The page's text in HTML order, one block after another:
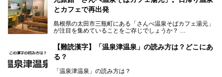
首都圏からでも実は2時間圏内で到着できるアクセスも魅力
です。
市）など、古くから知られる温泉郷が多くあります。ゆった
り流れる時間のなかで、心の底からのんびりできるスーパー
とカフェで再出発
島根県の太田市三瓶町にある「さんべ温泉そばカフェ湯元」
が注目を集めていることをご存じでしょうか？
「さんべ温泉そばカフェ湯元」は日帰り温泉と、名物のそば
を提供するカフェという新しい営業スタイルで、観光客に限
らず地元民にも親しまれています。
宿泊をせずとも、気軽に源泉のお湯をつかった温泉と、美味
【難読漢字】「温泉津温泉」の読み方は？どこにあ
る？
「温泉津温泉」の読み方は？